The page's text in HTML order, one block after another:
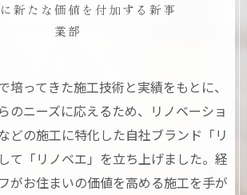
新たな価値を付加する新事
業部
培ってきた施工技術と実績をもとに、
のニーズに応えるため、リノベーショ
どの施工に特化した自社ブランド「リ
て「リノベエ」を立ち上げました。経
がお住まいの価値を高める施工を手が